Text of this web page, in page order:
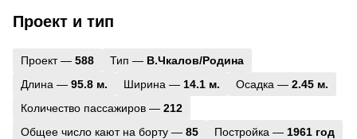
Проект и тип
Проект — 588 Тип — В.Чкалов/Родина
Длина — 95.8 м. Ширина — 14.1 м. Осадка — 2.45 м.
Количество пассажиров — 212
Общее число кают на борту — 85 Постройка — 1961 год